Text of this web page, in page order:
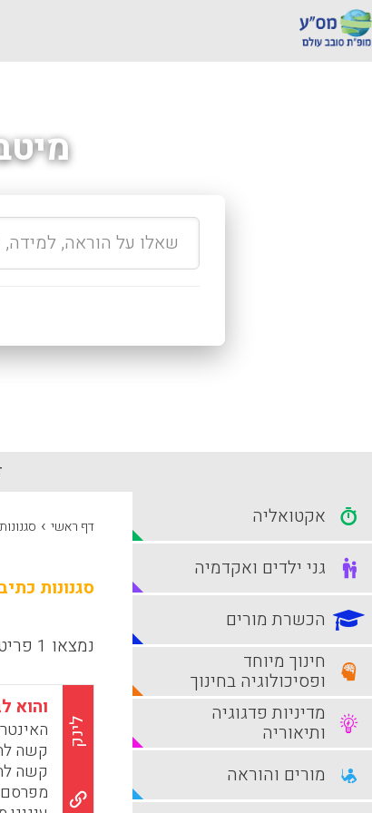
דף ראשי ›
סגנונות
נמצאו 1 פריטים
לינק
והוא
קשה
קשה
מפרסם
אקטואליה
גני ילדים ואקדמיה
הכשרת מורים
חינוך מיוחד
ופסיכולוגיה בחינוך
מדיניות פדגוגיה
ותיאוריה
מורים והוראה